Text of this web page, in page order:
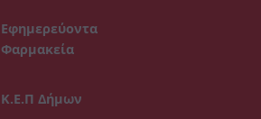
Εφημερεύοντα
Φαρμακεία
Κ.Ε.Π Δήμων